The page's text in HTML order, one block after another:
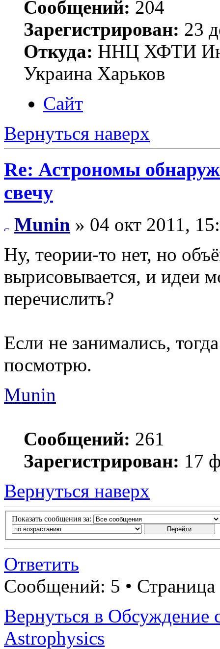
Сообщений: 204
Зарегистрирован: 23
Откуда: ННЦ ХФТИ
Украина Харьков
Сайт
Вернуться наверх
Re: Астрономы
свечу
Munin » 04 окт 2011,
Ну, теории-то нет, но
вырисовывается, и идеи
перечислить?
Если не занимались,
посмотрю.
Munin
Сообщений: 261
Зарегистрирован: 17
Вернуться наверх
Показать сообщения за:
Ответить
Сообщений: 5 • Страница
Вернуться в Обсуждение
Astrophysics